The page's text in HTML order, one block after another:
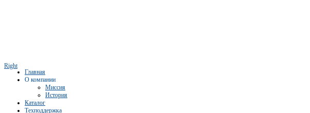
Right
Главная
О компании
Миссия
История
Каталог
Техподдержка